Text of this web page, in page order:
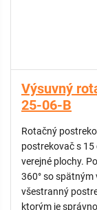
Doplnkové
Sada trysiek pre
Výsuvný
25-06-B
Rotačný
postrekovač s
verejné plochy.
360° so spätným
všestranný
ktorým je